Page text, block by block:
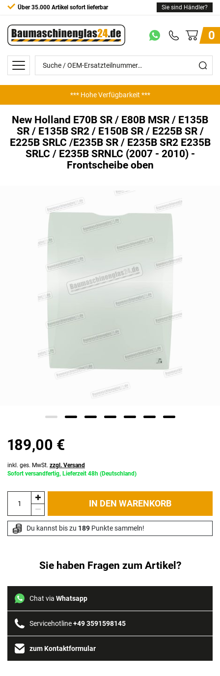
Über 35.000 Artikel sofort lieferbar Sie sind Händler?
0
*** Hohe Verfügbarkeit ***
*** Günstige Preise ***
New Holland E70B SR / E80B MSR / E135B
SR / E135B SR2 / E150B SR / E225B SR /
E225B SRLC /E235B SR / E235B SR2 E235B
SRLC / E235B SRNLC (2007 - 2010) -
Frontscheibe oben
189,00 €
inkl. ges. MwSt. zzgl. Versand
Sofort versandfertig, Lieferzeit 48h (Deutschland)
IN DEN WARENKORB
Du kannst bis zu 189 Punkte sammeln!
Sie haben Fragen zum Artikel?
Chat via Whatsapp
Servicehotline+49 3591598145
zum Kontaktformular